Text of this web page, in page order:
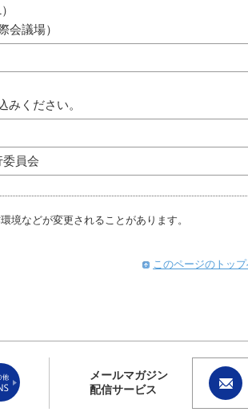
会議場）
みください。
員会
境などが変更されることがあります。
このページのトッ
メールマガジン
配信サービス